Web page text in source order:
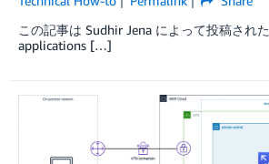
この記事は Sudhir Jena によって投稿され
applications […]